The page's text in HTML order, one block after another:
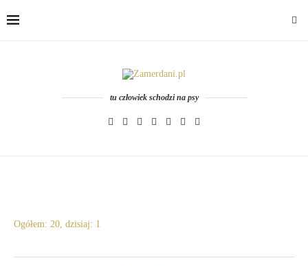
tu człowiek schodzi na psy
Ogółem: 20, dzisiaj: 1